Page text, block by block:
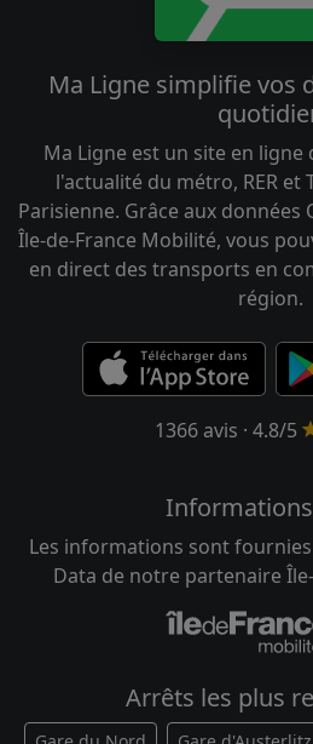
Ma Ligne simplifie vos
Ma Ligne est un site en
l'actualité du métro, RER et
Parisienne. Grâce aux
Île-de-France Mobilité, vous
en direct des transports en
région.
1366 avis · 4.8/5
Les informations sont
Data de notre partenaire
Arrêts les plus